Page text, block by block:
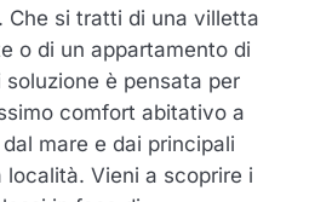
Che si tratti di una villetta
o di un appartamento di
soluzione è pensata per
comfort abitativo a
mare e dai principali
località. Vieni a scoprire i